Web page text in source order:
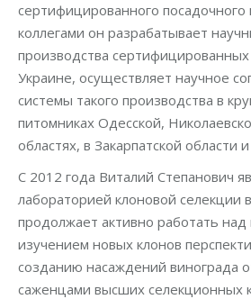
сертифицированного посадочного
коллегами он разрабатывает
производства
Украине, осуществляет научное
системы такого производства в
питомниках Одесской,
областях, в Закарпатской области
С 2012 года Виталий Степанович
лабораторией клоновой селекции
продолжает активно работать
изучением новых клонов
созданию насаждений винограда
саженцами высших селекционных